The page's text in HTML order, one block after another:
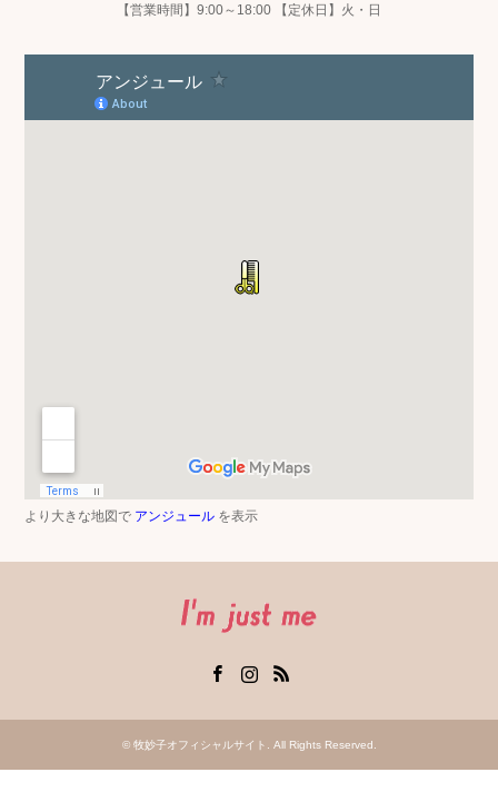
【営業時間】9:00～18:00 【定休日】火・日
より大きな地図で アンジュール を表示
© 牧妙子オフィシャルサイト . All Rights Reserved.